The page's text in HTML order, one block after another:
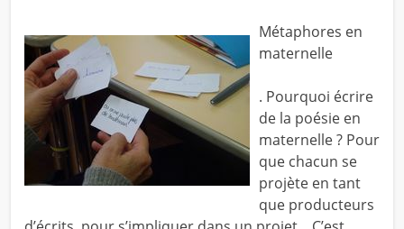
Métaphores en
maternelle
. Pourquoi écrire
de la poésie en
maternelle ? Pour
que chacun se
projète en tant
que producteurs